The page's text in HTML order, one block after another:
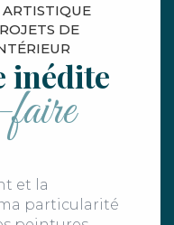
DE
inédite
et la
particularité